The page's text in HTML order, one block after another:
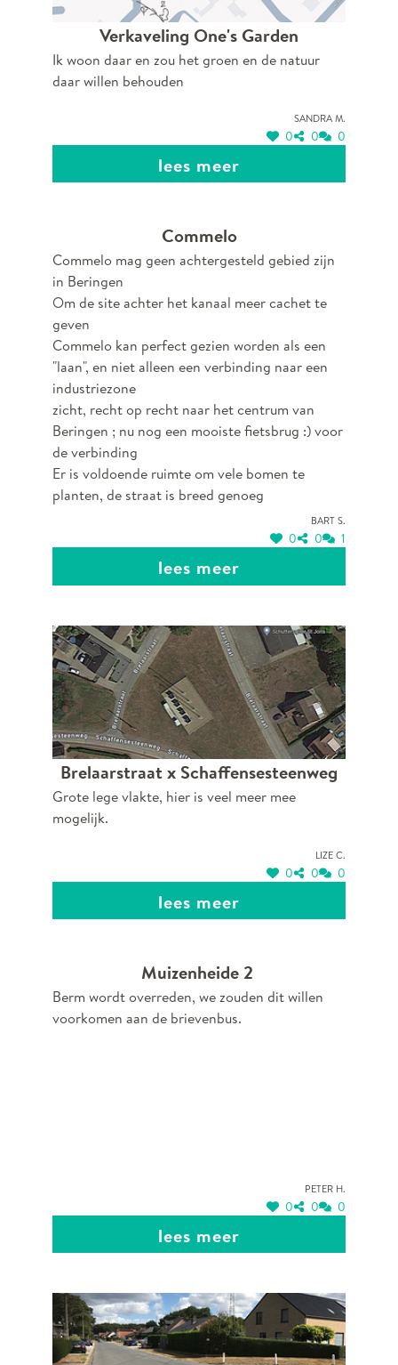
Verkaveling One's Garden
Ik woon daar en zou het groen en de natuur
daar willen behouden
Sandra M.
0 0 0
lees meer
Commelo
Commelo mag geen achtergesteld gebied zijn
in Beringen
Om de site achter het kanaal meer cachet te
geven
Commelo kan perfect gezien worden als een
"laan", en niet alleen een verbinding naar een
industriezone
zicht, recht op recht naar het centrum van
Beringen ; nu nog een mooiste fietsbrug :) voor
de verbinding
Er is voldoende ruimte om vele bomen te
planten, de straat is breed genoeg
Bart S.
0 0 1
lees meer
Brelaarstraat x Schaffensesteenweg
Grote lege vlakte, hier is veel meer mee
mogelijk.
Lize C.
0 0 0
lees meer
Muizenheide 2
Berm wordt overreden, we zouden dit willen
voorkomen aan de brievenbus.
Peter H.
0 0 0
lees meer